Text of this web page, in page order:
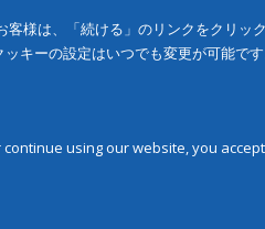
様は、「続ける」のリンクをクリッ
キーの設定はいつでも変更が可能です
using our website, you